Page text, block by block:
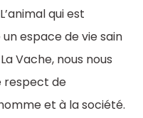
qui est
espace de vie sain
Vache, nous nous
respect de
et à la société.